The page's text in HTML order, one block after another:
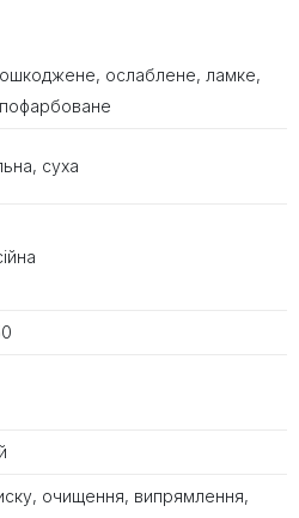
ослаблене, ламке,
суха
очищення, випрямлення,